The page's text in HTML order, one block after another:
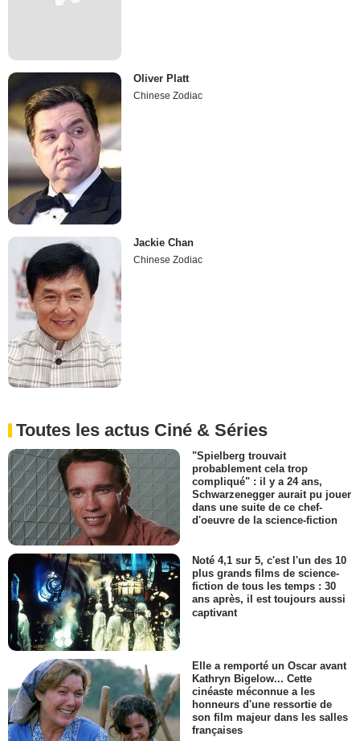
Oliver Platt
Chinese Zodiac
Jackie Chan
Chinese Zodiac
Toutes les actus Ciné & Séries
"Spielberg trouvait
probablement cela trop
compliqué" : il y a 24 ans,
Schwarzenegger aurait pu jouer
dans une suite de ce chef-
d'oeuvre de la science-fiction
Noté 4,1 sur 5, c'est l'un des 10
plus grands films de science-
fiction de tous les temps : 30
ans après, il est toujours aussi
captivant
Elle a remporté un Oscar avant
Kathryn Bigelow... Cette
cinéaste méconnue a les
honneurs d'une ressortie de
son film majeur dans les salles
françaises